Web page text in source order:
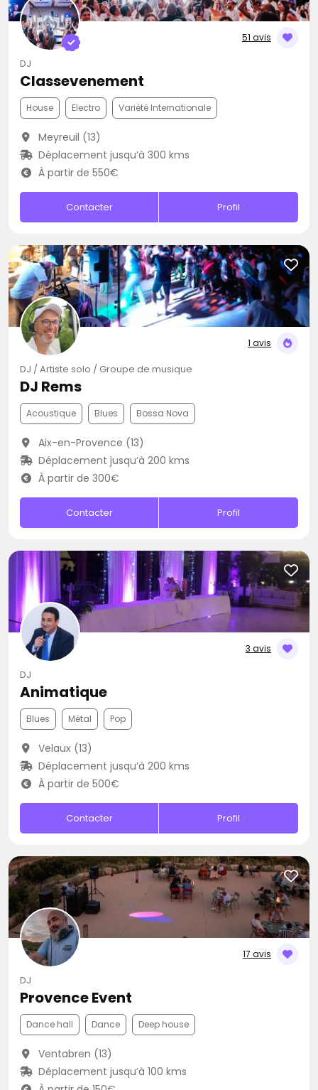
51 avis
DJ
Classevenement
House Electro Variété Internationale
Meyreuil (13)
Déplacement jusqu’à 300 kms
À partir de 550€
Contacter Profil
1 avis
DJ / Artiste solo / Groupe de musique
DJ Rems
Acoustique Blues Bossa Nova
Aix-en-Provence (13)
Déplacement jusqu’à 200 kms
À partir de 300€
Contacter Profil
3 avis
DJ
Animatique
Blues Métal Pop
Velaux (13)
Déplacement jusqu’à 200 kms
À partir de 500€
Contacter Profil
17 avis
DJ
Provence Event
Dance hall Dance Deep house
Ventabren (13)
Déplacement jusqu’à 100 kms